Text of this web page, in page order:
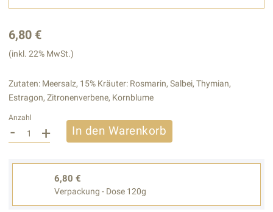
6,80 €
(inkl. 22% MwSt.)
Zutaten: Meersalz, 15% Kräuter: Rosmarin, Salbei, Thymian,
Estragon, Zitronenverbene, Kornblume
Anzahl
- + In den Warenkorb
6,80 €
Verpackung - Dose 120g